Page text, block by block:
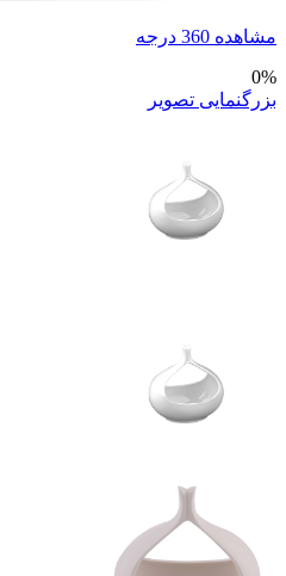
مشاهده 360 درجه
0%
بزرگنمایی تصویر